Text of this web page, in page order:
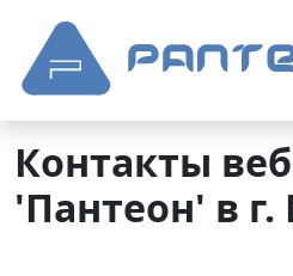
Контакты
'Пантеон' в